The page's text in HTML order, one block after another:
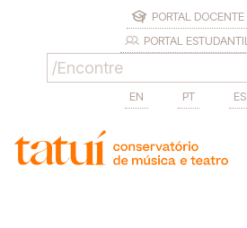
PORTAL DOCENTE
PORTAL ESTUDANTIL
EN PT ES